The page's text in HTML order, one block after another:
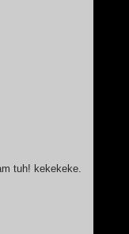
tuh! kekekeke.